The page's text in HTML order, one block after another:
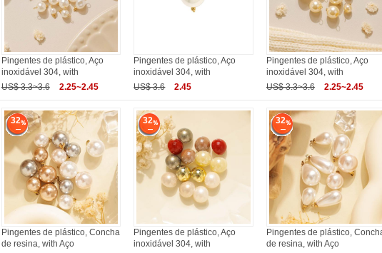
Pingentes de plástico, Aço
inoxidável 304, with
US$ 3.3~3.6
2.25~2.45
Pingentes de plástico, Aço
inoxidável 304, with
US$ 3.6
2.45
Pingentes de plástico, Aço
inoxidável 304, with
US$ 3.3~3.6
2.25~2.45
32
Pingentes de plástico, Concha
de resina, with Aço
32
Pingentes de plástico, Aço
inoxidável 304, with
32
Pingentes de plástico,
de resina, with Aço